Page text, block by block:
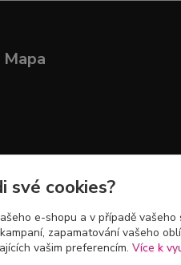
Mapa
své cookies?
e-shopu a v případě
zapamatování vašeho
vašim preferencím. Více k